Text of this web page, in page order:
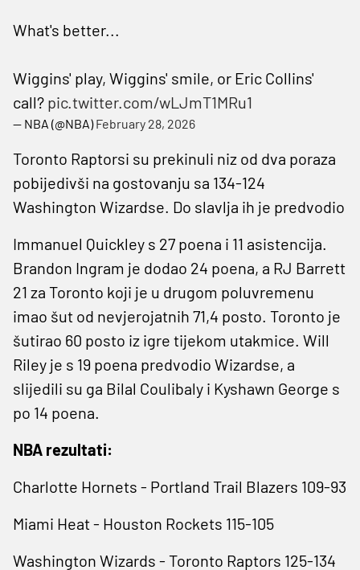
What's better...
Wiggins' play, Wiggins' smile, or Eric Collins'
call? pic.twitter.com/wLJmT1MRu1
— NBA (@NBA)February 28, 2026
Toronto Raptorsi su prekinuli niz od dva poraza
pobijedivši na gostovanju sa 134-124
Washington Wizardse. Do slavlja ih je predvodio
Immanuel Quickley s 27 poena i 11 asistencija.
Brandon Ingram je dodao 24 poena, a RJ Barrett
21 za Toronto koji je u drugom poluvremenu
imao šut od nevjerojatnih 71,4 posto. Toronto je
šutirao 60 posto iz igre tijekom utakmice. Will
Riley je s 19 poena predvodio Wizardse, a
slijedili su ga Bilal Coulibaly i Kyshawn George s
po 14 poena.
NBA rezultati:
Charlotte Hornets - Portland Trail Blazers 109-93
Miami Heat - Houston Rockets 115-105
Washington Wizards - Toronto Raptors 125-134